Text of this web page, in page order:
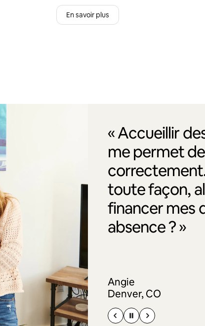
En savoir plus
« Accueillir
me permet
toute façon,
financer mes
absence ? »
Angie
Denver, CO